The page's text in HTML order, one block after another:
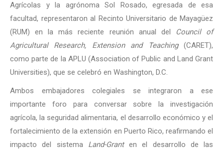
Agrícolas y la agrónoma Sol Rosado, egresada de esa
facultad, representaron al Recinto Universitario de Mayagüez
(RUM) en la más reciente reunión anual del
Council of
Agricultural Research, Extension and Teaching(CARET),
como parte de la APLU (Association of Public and Land Grant
Universities), que se celebró en Washington, D.C.
Ambos embajadores colegiales se integraron a ese
importante foro para conversar sobre la investigación
agrícola, la seguridad alimentaria, el desarrollo económico y el
fortalecimiento de la extensión en Puerto Rico, reafirmando el
impacto del sistema Land-Granten el desarrollo de las